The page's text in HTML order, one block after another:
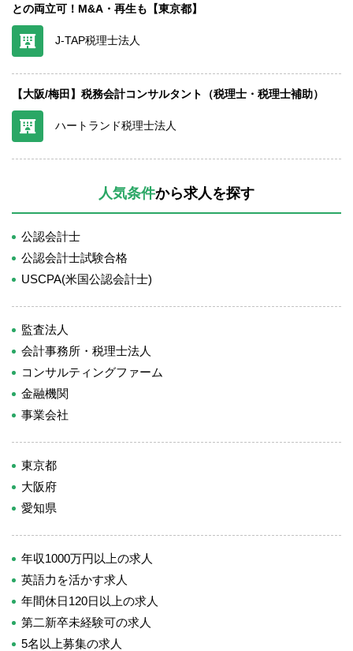
との両立可！M&A・再生も【東京都】
J-TAP税理士法人
【大阪/梅田】税務会計コンサルタント（税理士・税理士補助）
ハートランド税理士法人
人気条件から求人を探す
公認会計士
公認会計士試験合格
USCPA(米国公認会計士)
監査法人
会計事務所・税理士法人
コンサルティングファーム
金融機関
事業会社
東京都
大阪府
愛知県
年収1000万円以上の求人
英語力を活かす求人
年間休日120日以上の求人
第二新卒未経験可の求人
5名以上募集の求人